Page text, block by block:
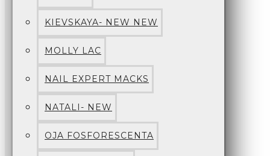
KIEVSKAYA- NEW NEW
MOLLY LAC
NAIL EXPERT MACKS
NATALI- NEW
OJA FOSFORESCENTA